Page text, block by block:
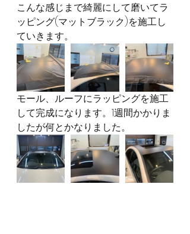
こんな感じまで綺麗にして磨いてラ
ッピング(マットブラック)を施工し
ていきます。
モール、ルーフにラッピングを施工
して完成になります。1週間かかりま
したが何とかなりました。